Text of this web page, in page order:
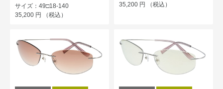
サイズ：49□18-140
35,200 円 （税込）
35,200 円 （税込）